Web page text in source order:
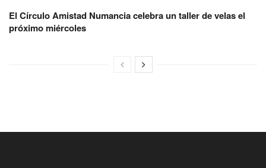
El Círculo Amistad Numancia celebra un taller de velas el
próximo miércoles